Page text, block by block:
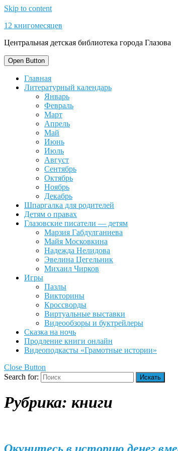
Skip to content
12 книгомесяцев
Центральная детская библиотека города Глазова
Open Button
Главная
Литературный календарь
Январь
Февраль
Март
Апрель
Май
Июнь
Июль
Август
Сентябрь
Октябрь
Ноябрь
Декабрь
Шпаргалка для родителей
Детям о правах
Глазовские писатели — детям
Марзия Габдулганиева
Майя Московкина
Надежда Нелидова
Эвелина Цегельник
Михаил Чирков
Игры
Пазлы
Викторины
Кроссворды
Виртуальные выставки
Видеообзоры и буктрейлеры
Сказка на ночь
Продление книги онлайн
Видеоподкасты «Грамотные истории»
Close Button
Search for:
Рубрика: книги
Окунитесь в историю денег